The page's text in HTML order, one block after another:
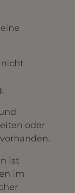
nicht
oder
ist
im